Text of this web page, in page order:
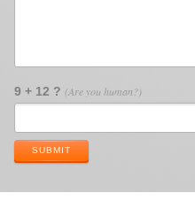
9 + 12 ? (Are you human?)
SUBMIT